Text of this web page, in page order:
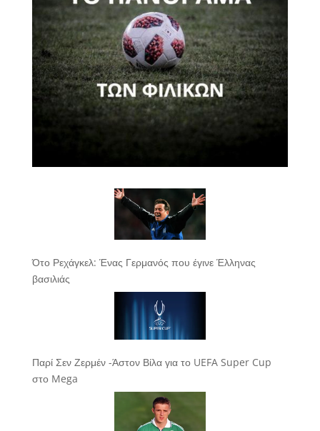
Ότο Ρεχάγκελ: Ένας Γερμανός που έγινε Έλληνας
βασιλιάς
Παρί Σεν Ζερμέν -Άστον Βίλα για το UEFA Super Cup
στο Mega